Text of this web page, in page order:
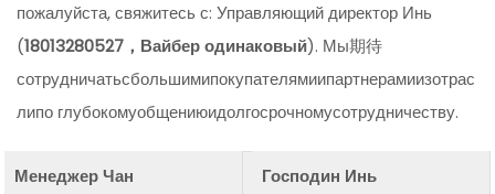
пожалуйста, свяжитесь с: Управляющий директор Инь
(18013280527，Вайбер одинаковый). Мы期待
сотрудничатьсбольшимипокупателямиипартнерамиизотрас
липо глубокомуобщениюидолгосрочномусотрудничеству.
Менеджер Чан
Господин Инь